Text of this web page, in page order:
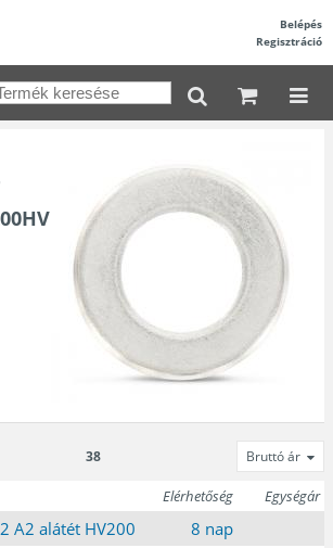
Belépés
Regisztráció
38 Bruttó ár
Elérhetőség Egységár
A2 alátét HV200
8 nap